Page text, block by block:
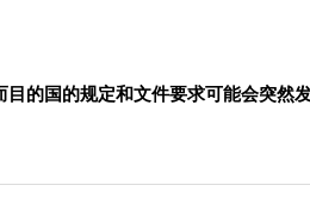
的国的规定和文件要求可能会突然